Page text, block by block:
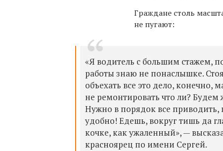
Граждане столь
не пугают:
«Я водитель с большим стажем,
работы знаю не понаслышке.
объехать все это дело, конечно,
не ремонтировать что ли? Будем
Нужно в порядок все
удобно! Едешь, вокруг тишь да
кочке, как ужаленный», —
красноярец по имени Сергей.